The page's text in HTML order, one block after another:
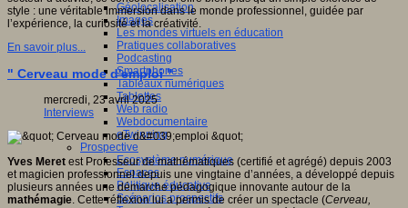
Géolocalisation
Images
Les mondes virtuels en éducation
Pratiques collaboratives
Podcasting
Smartphones
Tableaux numériques
Tablettes
Web radio
Webdocumentaire
eTwinning
Prospective
Ecosystème numérique
Espaces
Politique éducative
Scénarios prospectifs
style : une véritable immersion dans le monde professionnel, guidée par
l’expérience, la curiosité et la créativité.
En savoir plus...
" Cerveau mode d'emploi "
mercredi, 23 avril 2025
Interviews
Yves Meret est Professeur de mathématiques (certifié et agrégé) depuis 2003
et magicien professionnel depuis une vingtaine d’années, a développé depuis
plusieurs années une démarche pédagogique innovante autour de la
mathémagie. Cette réflexion lui a permis de créer un spectacle (Cerveau,